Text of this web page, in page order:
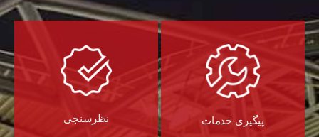
پیگیری خدمات نظرسنجی